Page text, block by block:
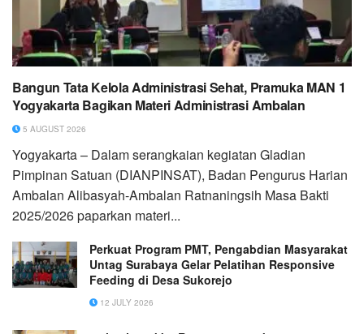
Bangun Tata Kelola Administrasi Sehat, Pramuka MAN 1
Yogyakarta Bagikan Materi Administrasi Ambalan
5 AUGUST 2026
Yogyakarta – Dalam serangkaian kegiatan Gladian
Pimpinan Satuan (DIANPINSAT), Badan Pengurus Harian
Ambalan Alibasyah-Ambalan Ratnaningsih Masa Bakti
2025/2026 paparkan materi...
Perkuat Program PMT, Pengabdian Masyarakat
Untag Surabaya Gelar Pelatihan Responsive
Feeding di Desa Sukorejo
12 JULY 2026